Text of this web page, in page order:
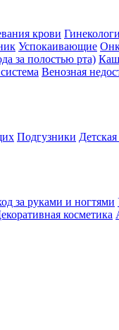
крови
Успокаивающие
за полостью рта)
Венозная
Подгузники
за руками и ногтями
косметика